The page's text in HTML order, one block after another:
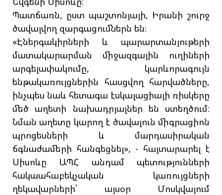
Պատճառն, ըստ պաշտոնյայի, Իրանի շուրջ
ծավալվող զարգացումներն են։
«Էներգակիրների և պարարտանյութերի
մատակարարման միջազգային ուղիների
արգելափակումը, կարևորագույն
ենթակառույցներին հասցվող հարվածները,
ինչպես նաև հետագա էսկալացիայի ռիսկերը
մեծ աղետի նախադրյալներ են ստեղծում։
Նման աղետը կարող է ծավալուն միգրացիոն
պրոցեսների և մարդասիրական
ճգնաժամերի հանգեցնել», - հայտարարել է
Սիսոևը ԱՊՀ անդամ պետությունների
հակաահաբեկչական կառույցների
ղեկավարների՝ այսօր Մոսկվայում